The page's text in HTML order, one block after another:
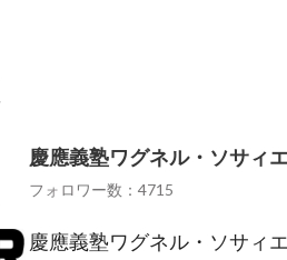
慶應義塾ワグネル・ソサィ
フォロワー数：4715
慶應義塾ワグネル・ソサィ